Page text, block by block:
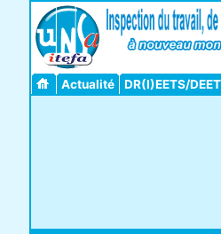
Actualité DR(I)EETS/